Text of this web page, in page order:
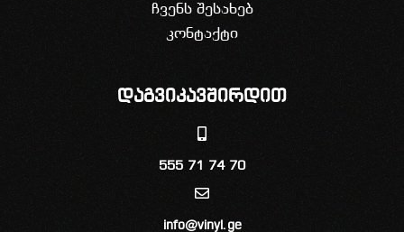
ჩვენს შესახებ
კონტაქტი
დაგვიკავშირდით
555 71 74 70
info@vinyl.ge